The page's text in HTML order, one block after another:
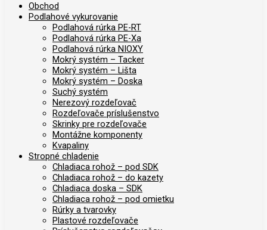
Obchod
Podlahové vykurovanie
Podlahová rúrka PE-RT
Podlahová rúrka PE-Xa
Podlahová rúrka NIOXY
Mokrý systém – Tacker
Mokrý systém – Lišta
Mokrý systém – Doska
Suchý systém
Nerezový rozdeľovač
Rozdeľovače príslušenstvo
Skrinky pre rozdeľovače
Montážne komponenty
Kvapaliny
Stropné chladenie
Chladiaca rohož – pod SDK
Chladiaca rohož – do kazety
Chladiaca doska – SDK
Chladiaca rohož – pod omietku
Rúrky a tvarovky
Plastové rozdeľovače